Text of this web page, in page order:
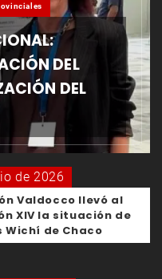
DEL
DEL
de 2026
Valdocco llevó al
XIV la situación de
Wichí de Chaco